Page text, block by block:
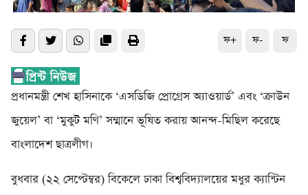
ফ+ ফ- ফ
প্রধানমন্ত্রী শেখ হাসিনাকে ‘এসডিজি প্রোগ্রেস অ্যাওয়ার্ড’ এবং ‘ক্রাউন
জুয়েল’ বা ‘মুকুট মণি’ সম্মানে ভূষিত করায় আনন্দ-মিছিল করেছে
বাংলাদেশ ছাত্রলীগ।
বুধবার (২২ সেপ্টেম্বর) বিকেলে ঢাকা বিশ্ববিদ্যালয়ের মধুর ক্যান্টিন